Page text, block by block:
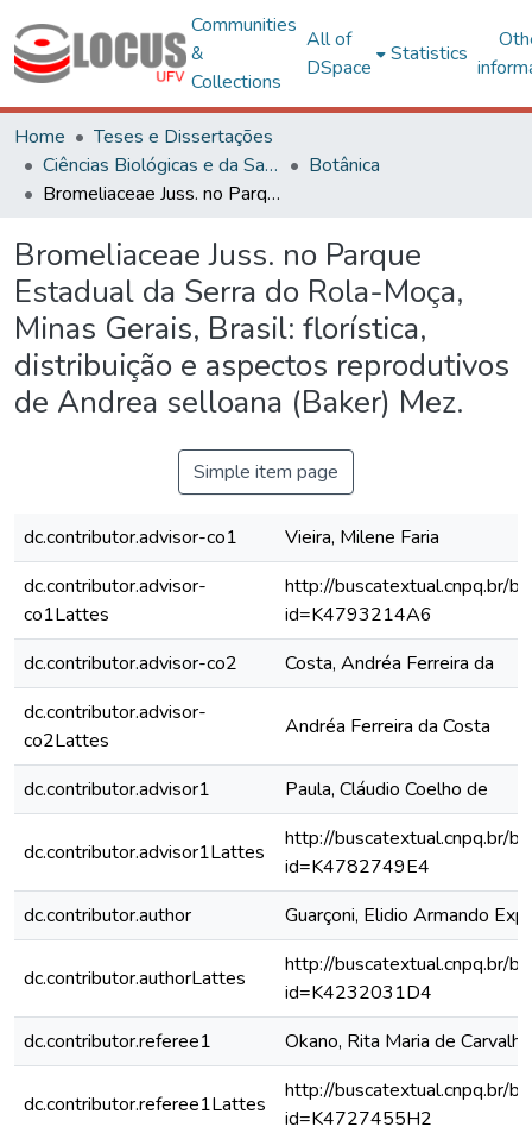
Communities
&
Collections
All of
DSpace
Statistics
Home
Teses e Dissertações
Ciências Biológicas e da Saúde
Botânica
Bromeliaceae Juss. no Parque Estadual da Serra do Rola-Moça, Minas Gerais, Brasil: florística, distribuição e aspectos reprodutivos de Andrea selloana (Baker) Mez.
Bromeliaceae Juss. no Parque
Estadual da Serra do Rola-Moça,
Minas Gerais, Brasil: florística,
distribuição e aspectos reprodutivos
de Andrea selloana (Baker) Mez.
Simple item page
dc.contributor.advisor-co1
Vieira, Milene Faria
dc.contributor.advisor-
co1Lattes
http://buscatextual.cnpq.br/
id=K4793214A6
dc.contributor.advisor-co2
Costa, Andréa Ferreira da
dc.contributor.advisor-
co2Lattes
Andréa Ferreira da Costa
dc.contributor.advisor1 Paula, Cláudio Coelho de
dc.contributor.advisor1Lattes
http://buscatextual.cnpq.br/
id=K4782749E4
dc.contributor.author
Guarçoni, Elidio Armando
dc.contributor.authorLattes
http://buscatextual.cnpq.br/
id=K4232031D4
dc.contributor.referee1
Okano, Rita Maria de Carvalho
dc.contributor.referee1Lattes
http://buscatextual.cnpq.br/
id=K4727455H2